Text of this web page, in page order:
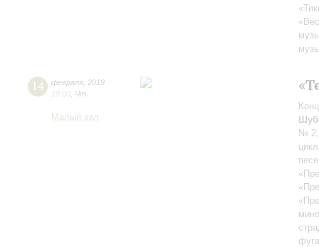
14 февраля 2019
19:00 Чт
Малый зал
№ 2,